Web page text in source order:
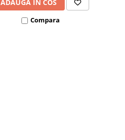
ADAUGA IN COS
Compara